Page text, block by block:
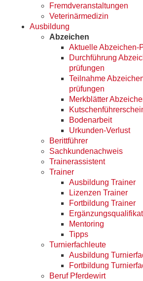
Fremdveranstaltungen
Veterinärmedizin
Ausbildung
Abzeichen
Aktuelle Abzeichen-
Durchführung
prüfungen
Teilnahme
prüfungen
Merkblätter
Bodenarbeit
Urkunden-Verlust
Berittführer
Sachkundenachweis
Trainerassistent
Trainer
Ausbildung Trainer
Lizenzen Trainer
Fortbildung Trainer
Mentoring
Tipps
Turnierfachleute
Ausbildung
Fortbildung
Beruf Pferdewirt